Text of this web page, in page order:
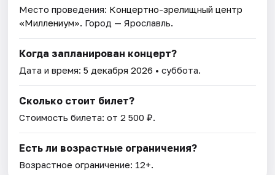
Место проведения: Концертно-зрелищный центр
«Миллениум». Город — Ярославль.
Когда запланирован концерт?
Дата и время:5 декабря 2026 • суббота.
Сколько стоит билет?
Стоимость билета: от 2 500 ₽.
Есть ли возрастные ограничения?
Возрастное ограничение: 12+.